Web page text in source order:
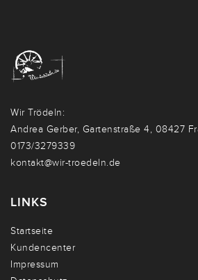
Wir Trödeln:
Andrea Gerber, Gartenstraße 4, 08427
0173/3279339
kontakt@wir-troedeln.de
LINKS
Startseite
Kundencenter
Impressum